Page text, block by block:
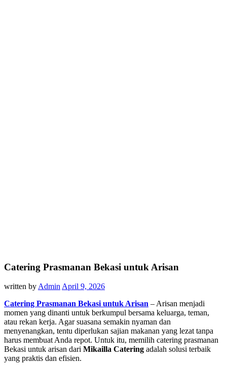
Catering Prasmanan Bekasi untuk Arisan
written byAdminApril 9, 2026
Catering Prasmanan Bekasi untuk Arisan – Arisan menjadi
momen yang dinanti untuk berkumpul bersama keluarga, teman,
atau rekan kerja. Agar suasana semakin nyaman dan
menyenangkan, tentu diperlukan sajian makanan yang lezat tanpa
harus membuat Anda repot. Untuk itu, memilih catering prasmanan
Bekasi untuk arisan dari Mikailla Catering adalah solusi terbaik
yang praktis dan efisien.